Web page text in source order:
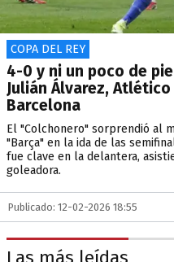
COPA DEL REY
4-0 y ni un poco de
Julián Álvarez,
Barcelona
El "Colchonero" sorprendió al
"Barça" en la ida de las
fue clave en la delantera,
goleadora.
Publicado: 12-02-2026 18:55